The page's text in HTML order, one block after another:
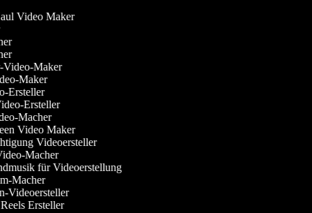
Video Maker
Video-Maker
Maker
Ersteller
Ersteller
Macher
Video Maker
Videoersteller
Macher
für Videoerstellung
Macher
Videoersteller
Reels Ersteller